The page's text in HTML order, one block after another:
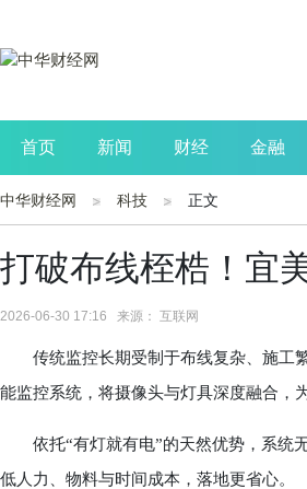
首页 新闻 财经 金融
公司 生活 读书
中华财经网 科技 正文
打破布线桎梏！宜
2026-06-30 17:16 来源： 互联网
传统监控长期受制于布线复杂、施工繁
能监控系统，将摄像头与灯具深度融合，
依托“有灯就有电”的天然优势，系统无
低人力、物料与时间成本，落地更省心。